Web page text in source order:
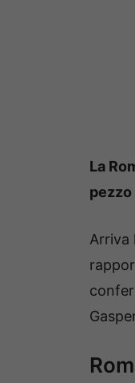
La
Arriva